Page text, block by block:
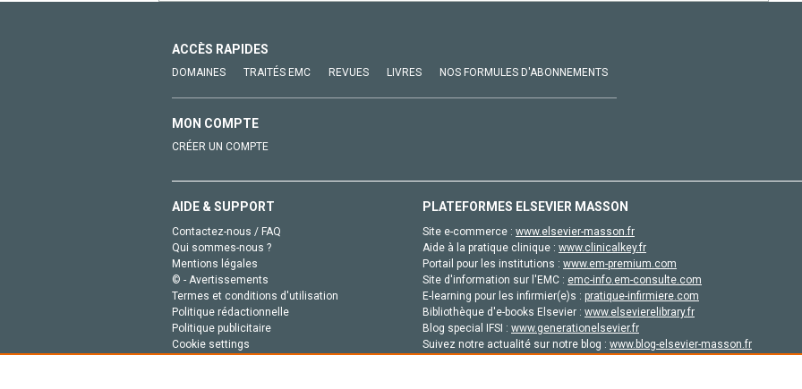
ACCÈS RAPIDES
DOMAINES TRAITÉS EMC REVUES LIVRES NOS FORMULES D'ABONNEMENTS
MON COMPTE
CRÉER UN COMPTE
AIDE & SUPPORT
Contactez-nous / FAQ
Qui sommes-nous ?
Mentions légales
© - Avertissements
Termes et conditions d'utilisation
Politique rédactionnelle
Politique publicitaire
Cookie settings
PLATEFORMES ELSEVIER MASSON
Site e-commerce : www.elsevier-masson.fr
Aide à la pratique clinique : www.clinicalkey.fr
Portail pour les institutions : www.em-premium.com
Site d'information sur l'EMC : emc-info.em-consulte.com
E-learning pour les infirmier(e)s : pratique-infirmiere.com
Bibliothèque d'e-books Elsevier : www.elsevierelibrary.fr
Blog special IFSI : www.generationelsevier.fr
Suivez notre actualité sur notre blog : www.blog-elsevier-masson.fr